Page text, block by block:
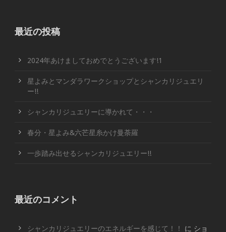
最近の投稿
2024年あけましておめでとうございます!1
星よみとマンダラワークショップとシャンカリジュエリ
ー!!
シャンカリジュエリーに導かれて・・・
春分・星よみ&六芒星糸かけ曼荼羅
一歩踏み出せるシャンカリジュエリー!!
最近のコメント
シャンカリジュエリーのエネルギーを感じて！！ に ショ